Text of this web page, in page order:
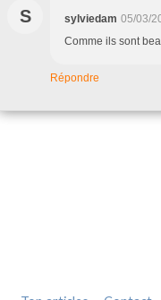
S sylviedam 05/03/
Comme ils sont
Répondre